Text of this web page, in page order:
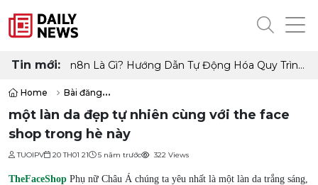
Tin mới:
n8n Là Gì? Hướng Dẫn Tự Động Hóa Quy Trình
Home
Bài đăng
một làn da đẹp tự nhiên cùng với the face shop trong hè này
một làn da đẹp tự nhiên cùng với the face
shop trong hè này
TUOIPV 20 TH01 21 5 năm trước 322 Views
TheFaceShop Phụ nữ Châu Á chúng ta yêu nhất là một làn da trắng sáng,